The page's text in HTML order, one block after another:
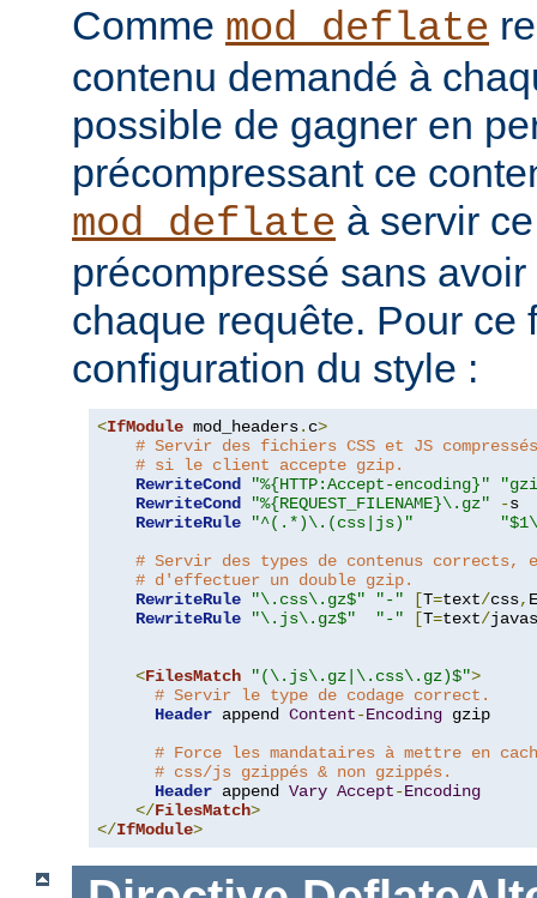
Comme mod_deflate
contenu demandé à
possible de gagner en
précompressant ce
mod_deflate à servir
précompressé sans
chaque requête. Pour ce
configuration du style :
<IfModule mod_headers. c>
# Servir des fichiers CSS et JS
# si le client accepte gzip.
RewriteCond
"%{HTTP:Accept-encoding}"
RewriteCond
"%{REQUEST_FILENAME}\.gz" -s
RewriteRule
"^(.*)\.(css|js)"
# Servir des types de contenus corrects,
# d'effectuer un double gzip.
RewriteRule
"\.css\.gz$" "-" [T=text/css, E
RewriteRule
"\.js\.gz$" "-" [T=text/
<FilesMatch "(\.js\.gz|\.css\.gz)$">
# Servir le type de codage correct.
Header append Content-Encoding gzip
# Force les mandataires à mettre en
# css/js gzippés & non gzippés.
Header append Vary Accept-Encoding
</FilesMatch>
</IfModule>